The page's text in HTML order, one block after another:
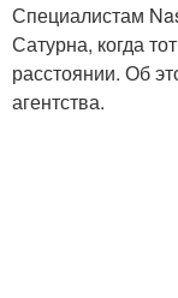
Специалистам
Сатурна, когда
расстоянии. Об
агентства.